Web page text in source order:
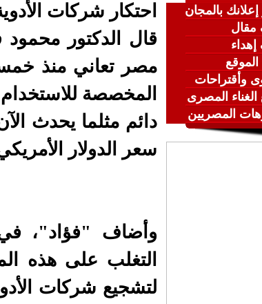
إعلانك بالمجان
مقال
وأقتراحات
الغناء المصرى
المصريين
احتكار شركات
قال الدكتور
مصر تعاني منذ
المخصصة
دائم مثلما يحدث
سعر الدولار
وأضاف "فؤاد"،
لتشجيع شركات